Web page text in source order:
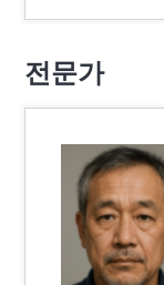
전문가